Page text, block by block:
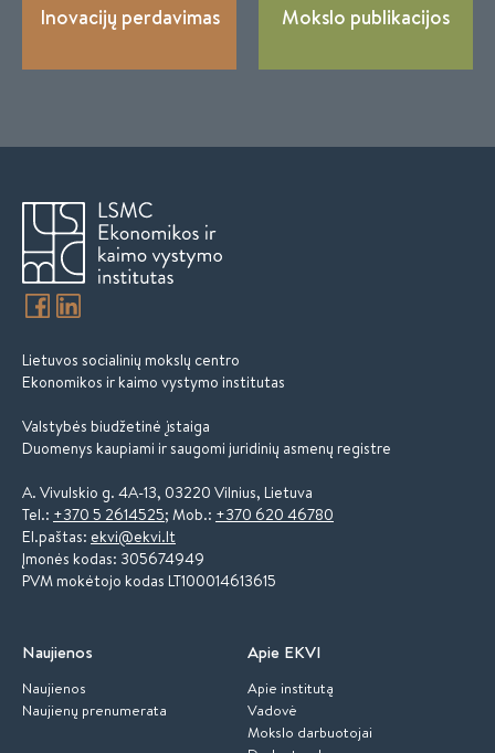
Inovacijų perdavimas Mokslo publikacijos
Lietuvos socialinių mokslų centro
Ekonomikos ir kaimo vystymo institutas
Valstybės biudžetinė įstaiga
Duomenys kaupiami ir saugomi juridinių asmenų registre
A. Vivulskio g. 4A-13, 03220 Vilnius, Lietuva
Tel.: +370 5 2614525; Mob.: +370 620 46780
El.paštas: ekvi@ekvi.lt
Įmonės kodas: 305674949
PVM mokėtojo kodas LT100014613615
Naujienos
Naujienos
Naujienų prenumerata
Apie EKVI
Apie institutą
Vadovė
Mokslo darbuotojai